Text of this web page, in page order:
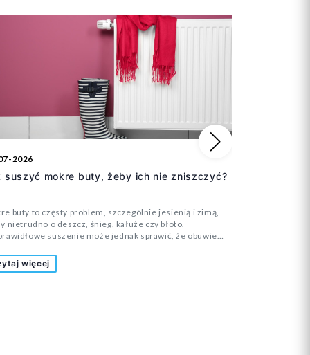
2026
suszyć mokre buty, żeby ich nie zniszczyć?
buty to częsty problem, szczególnie jesienią i zimą,
nietrudno o deszcz, śnieg, kałuże czy błoto.
suszenie może jednak sprawić, że obuwie
i niewygodne. Jak bezpiecznie wysuszyć buty, aby
do uszkodzenia cholewki, podeszwy i
więcej